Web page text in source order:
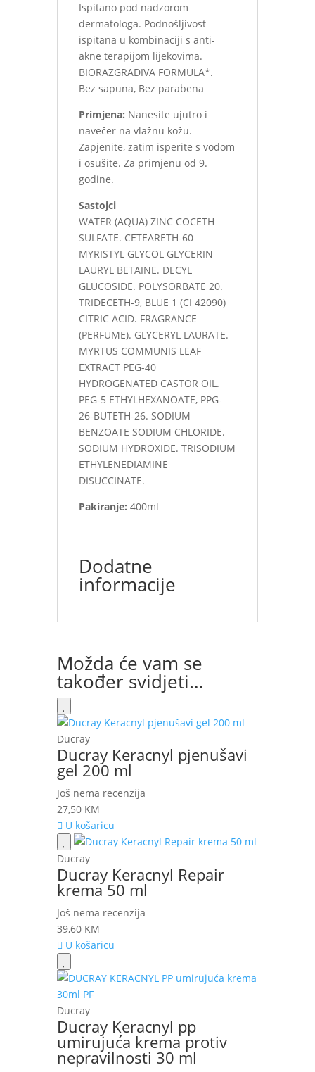
Ispitano pod nadzorom
dermatologa. Podnošljivost
ispitana u kombinaciji s anti-
akne terapijom lijekovima.
BIORAZGRADIVA FORMULA*.
Bez sapuna, Bez parabena
Primjena: Nanesite ujutro i
navečer na vlažnu kožu.
Zapjenite, zatim isperite s vodom
i osušite. Za primjenu od 9.
godine.
Sastojci
WATER (AQUA) ZINC COCETH
SULFATE. CETEARETH-60
MYRISTYL GLYCOL GLYCERIN
LAURYL BETAINE. DECYL
GLUCOSIDE. POLYSORBATE 20.
TRIDECETH-9, BLUE 1 (CI 42090)
CITRIC ACID. FRAGRANCE
(PERFUME). GLYCERYL LAURATE.
MYRTUS COMMUNIS LEAF
EXTRACT PEG-40
HYDROGENATED CASTOR OIL.
PEG-5 ETHYLHEXANOATE, PPG-
26-BUTETH-26. SODIUM
BENZOATE SODIUM CHLORIDE.
SODIUM HYDROXIDE. TRISODIUM
ETHYLENEDIAMINE
DISUCCINATE.
Pakiranje: 400ml
Dodatne
informacije
Možda će vam se
također svidjeti…
Ducray
Ducray Keracnyl pjenušavi
gel 200 ml
Još nema recenzija
27,50 KM
U košaricu
Ducray
Ducray Keracnyl Repair
krema 50 ml
Još nema recenzija
39,60 KM
U košaricu
Ducray
Ducray Keracnyl pp
umirujuća krema protiv
nepravilnosti 30 ml